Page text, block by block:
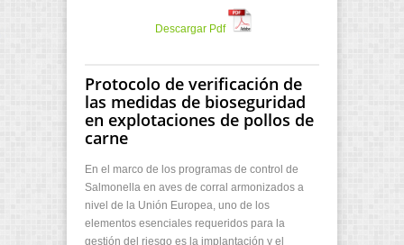
Descargar Pdf
Protocolo de verificación de
las medidas de bioseguridad
en explotaciones de pollos de
carne
En el marco de los programas de control de
Salmonella en aves de corral armonizados a
nivel de la Unión Europea, uno de los
elementos esenciales requeridos para la
gestión del riesgo es la implantación y el